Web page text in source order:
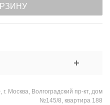
Москва, Волгоградский пр-кт, дом
№145/8, квартира 188